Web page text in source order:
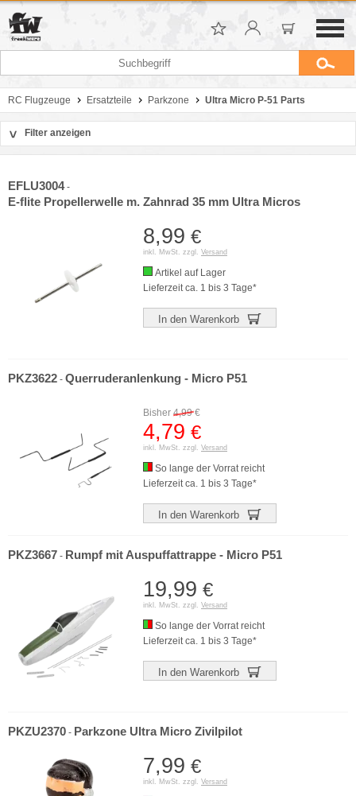
RC Flugzeuge Ersatzteile Parkzone Ultra Micro P-51 Parts
> Filter anzeigen
Preis
EFLU3004-
E-flite Propellerwelle m. Zahnrad 35 mm Ultra Micros
8,99 €
inkl. MwSt. zzgl. Versand
Artikel auf Lager
Lieferzeit ca. 1 bis 3 Tage*
In den Warenkorb
PKZ3622 - Querruderanlenkung - Micro P51
Bisher 4,99€
4,79 €
inkl. MwSt. zzgl. Versand
So lange der Vorrat reicht
Lieferzeit ca. 1 bis 3 Tage*
In den Warenkorb
PKZ3667 - Rumpf mit Auspuffattrappe - Micro P51
19,99 €
inkl. MwSt. zzgl. Versand
So lange der Vorrat reicht
Lieferzeit ca. 1 bis 3 Tage*
In den Warenkorb
PKZU2370 - Parkzone Ultra Micro Zivilpilot
7,99 €
inkl. MwSt. zzgl. Versand